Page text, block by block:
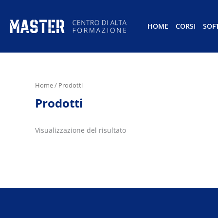
HOME CORSI
Home/ Prodotti
Prodotti
Visualizzazione del risultato